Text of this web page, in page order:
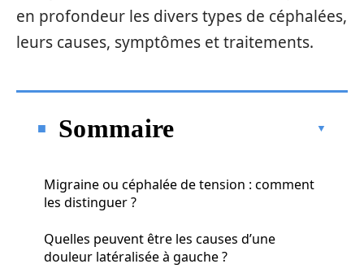
en profondeur les divers types de céphalées,
leurs causes, symptômes et traitements.
Sommaire
Migraine ou céphalée de tension : comment
les distinguer ?
Quelles peuvent être les causes d’une
douleur latéralisée à gauche ?